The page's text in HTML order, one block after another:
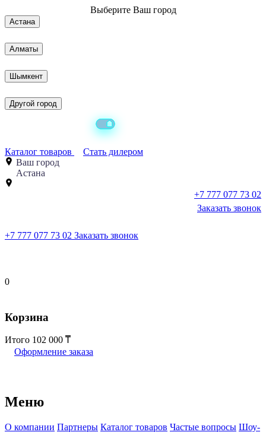
Выберите Ваш город
Астана
Алматы
Шымкент
Другой город
Каталог товаров
Стать дилером
Ваш город
Астана
+7 777 077 73 02
Заказать звонок
+7 777 077 73 02 Заказать звонок
0
Корзина
Итого 102 000
Оформление заказа
Меню
О компании Партнеры Каталог товаров Частые вопросы Шоу-